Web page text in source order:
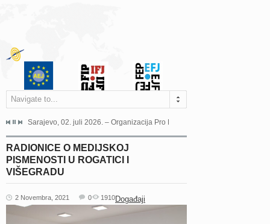
Navigate to...
Grada Sarajeva povodom Dana Sarajeva dugogodišnjoj...
Sarajevo, 02. juli 2026. – Organizacija Pro Educa juče je uspješno
RADIONICE O MEDIJSKOJ
PISMENOSTI U ROGATICI I
VIŠEGRADU
2 Novembra, 2021 Događaji
0 1910